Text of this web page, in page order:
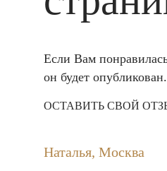
Если Вам
он будет
ОСТАВИТЬ СВОЙ
Наталья, Москва